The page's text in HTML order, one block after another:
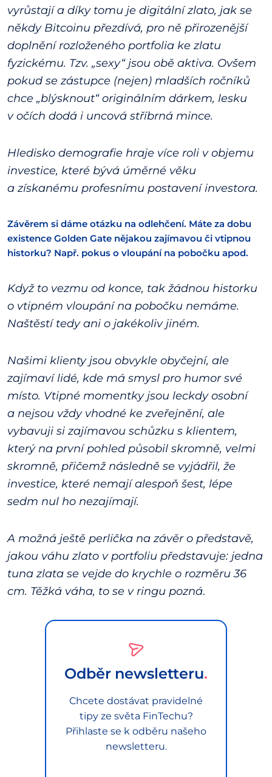
vyrůstají a díky tomu je digitální zlato, jak se
někdy Bitcoinu přezdívá, pro ně přirozenější
doplnění rozloženého portfolia ke zlatu
fyzickému. Tzv. „sexy“ jsou obě aktiva. Ovšem
pokud se zástupce (nejen) mladších ročníků
chce „blýsknout“ originálním dárkem, lesku
v očích dodá i uncová stříbrná mince.
Hledisko demografie hraje více roli v objemu
investice, které bývá úměrné věku
a získanému profesnímu postavení investora.
Závěrem si dáme otázku na odlehčení. Máte za dobu
existence Golden Gate nějakou zajímavou či vtipnou
historku? Např. pokus o vloupání na pobočku apod.
Když to vezmu od konce, tak žádnou historku
o vtipném vloupání na pobočku nemáme.
Naštěstí tedy ani o jakékoliv jiném.
Našimi klienty jsou obvykle obyčejní, ale
zajímaví lidé, kde má smysl pro humor své
místo. Vtipné momentky jsou leckdy osobní
a nejsou vždy vhodné ke zveřejnění, ale
vybavuji si zajímavou schůzku s klientem,
který na první pohled působil skromně, velmi
skromně, přičemž následně se vyjádřil, že
investice, které nemají alespoň šest, lépe
sedm nul ho nezajímají.
A možná ještě perlička na závěr o představě,
jakou váhu zlato v portfoliu představuje: jedna
tuna zlata se vejde do krychle o rozměru 36
cm. Těžká váha, to se v ringu pozná.
Odběr newsletteru
Chcete dostávat pravidelné
tipy ze světa FinTechu?
Přihlaste se k odběru našeho
newsletteru.